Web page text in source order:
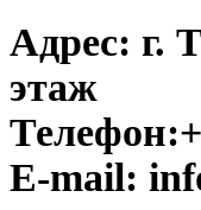
Адрес: г.
этаж
Телефон:
E-mail: